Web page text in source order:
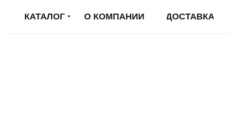
КАТАЛОГ О КОМПАНИИ ДОСТАВКА